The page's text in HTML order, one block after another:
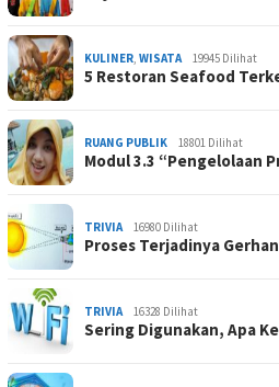
KULINER, WISATA 19945 Dilihat
5 Restoran Seafood
RUANG PUBLIK 18801 Dilihat
Modul 3.3 “Pengelolaan
TRIVIA 16980 Dilihat
Proses Terjadinya
TRIVIA 16328 Dilihat
Sering Digunakan, Apa